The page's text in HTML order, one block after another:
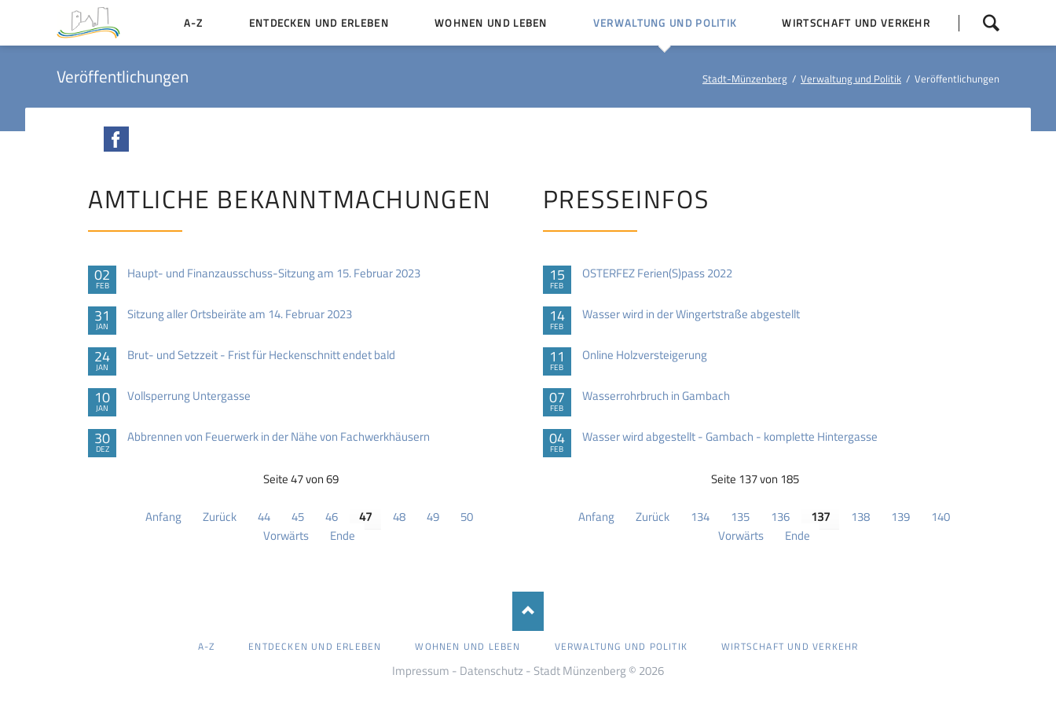
überspringen
A-Z ENTDECKEN UND ERLEBEN WOHNEN UND LEBEN VERWALTUNG UND POLITIK
Politische Gremien
WIRTSCHAFT UND VERKEHR
Veröffentlichungen Stadt-Münzenberg Verwaltung und Politik Veröffentlichungen
AMTLICHE BEKANNTMACHUNGEN
02
FEB
Haupt- und Finanzausschuss-Sitzung am 15. Februar 2023
31
JAN
Sitzung aller Ortsbeiräte am 14. Februar 2023
24
JAN
Brut- und Setzzeit - Frist für Heckenschnitt endet bald
10
JAN
Vollsperrung Untergasse
30
DEZ
Abbrennen von Feuerwerk in der Nähe von Fachwerkhäusern
Seite 47 von 69
Anfang Zurück 44 45 46 47 48 49
50
Vorwärts
Ende
PRESSEINFOS
15
FEB
OSTERFEZ Ferien(S)pass 2022
14
FEB
Wasser wird in der Wingertstraße abgestellt
11
FEB
Online Holzversteigerung
07
FEB
Wasserrohrbruch in Gambach
04
FEB
Wasser wird abgestellt - Gambach - komplette Hintergasse
Seite 137 von 185
Anfang Zurück 134 135 136 137 138 139
140
Vorwärts
Ende
ÜBERSPRINGEN
A-Z ENTDECKEN UND ERLEBEN WOHNEN UND LEBEN VERWALTUNG UND POLITIK WIRTSCHAFT UND VERKEHR
Impressum - Datenschutz - Stadt Münzenberg © 2026